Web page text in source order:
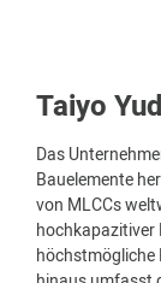
Taiyo
Das
Bauelemente
von MLCCs
hochkapazitiver
höchstmögliche